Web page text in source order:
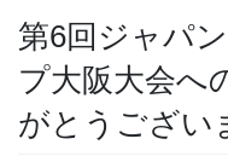
第6回ジャパ
プ大阪大会へ
がとうござい